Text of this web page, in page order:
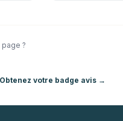
?
Obtenez votre badge avis →